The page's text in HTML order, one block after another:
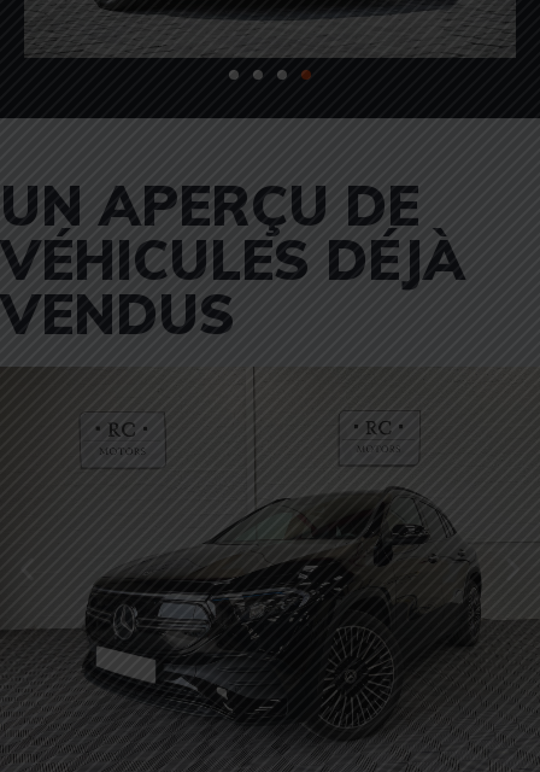
UN APERÇU DE
VÉHICULES DÉJÀ
VENDUS